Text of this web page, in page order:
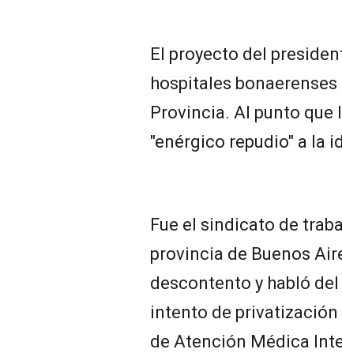
El proyecto del
hospitales
Provincia. Al punto que
"enérgico repudio" a la
Fue el sindicato de
provincia de Buenos
descontento y habló
intento de privatización
de Atención Médica